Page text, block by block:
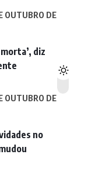
OUTUBRO DE
diz
OUTUBRO DE
no